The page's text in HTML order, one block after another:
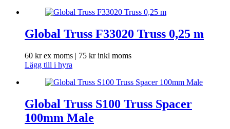
Global Truss F33020 Truss 0,25 m
60 krex moms | 75 krinkl moms
Lägg till i hyra
Global Truss S100 Truss Spacer
100mm Male